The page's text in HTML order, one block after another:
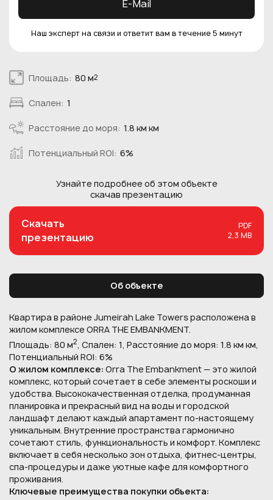
Площадь: 80 м2
Спален: 1
Расстояние до моря: 1.8 км км
Потенциальный ROI: 6%
Узнайте подробнее об этом объекте
скачав презентацию
Скачать
презентацию
PDF
2,3 MB
Об объекте
Квартира в районе Jumeirah Lake Towers расположена в
жилом комплексе ORRA THE EMBANKMENT.
Площадь: 80 м2, Спален: 1, Расстояние до моря: 1.8 км км,
Потенциальный ROI: 6%
О жилом комплексе: Orra The Embankment — это жилой
комплекс, который сочетает в себе элементы роскоши и
удобства. Высококачественная отделка, продуманная
планировка и прекрасный вид на воды и городской
ландшафт делают каждый апартамент по-настоящему
уникальным. Внутренние пространства гармонично
сочетают стиль, функциональность и комфорт. Комплекс
включает в себя несколько зон отдыха, фитнес-центры,
спа-процедуры и даже уютные кафе для комфортного
проживания.
Ключевые преимущества покупки объекта:
E-Mail
Наш эксперт на связи и ответит вам в течение 5 минут